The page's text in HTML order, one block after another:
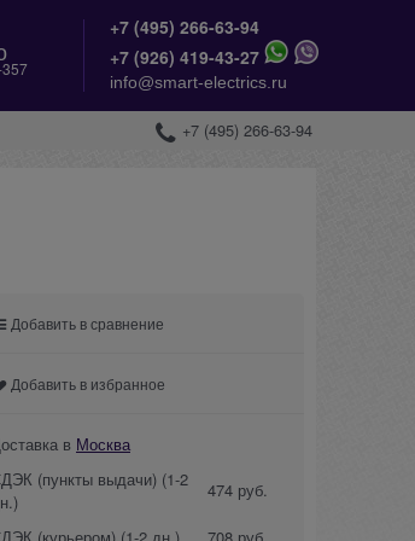
+7 (495) 266-63-94
+7 (926) 419-43-27
info@smart-electrics.ru
+7 (495) 266-63-94
Добавить в сравнение
Добавить в избранное
в Москва
(пункты выдачи) (1-2
474 руб.